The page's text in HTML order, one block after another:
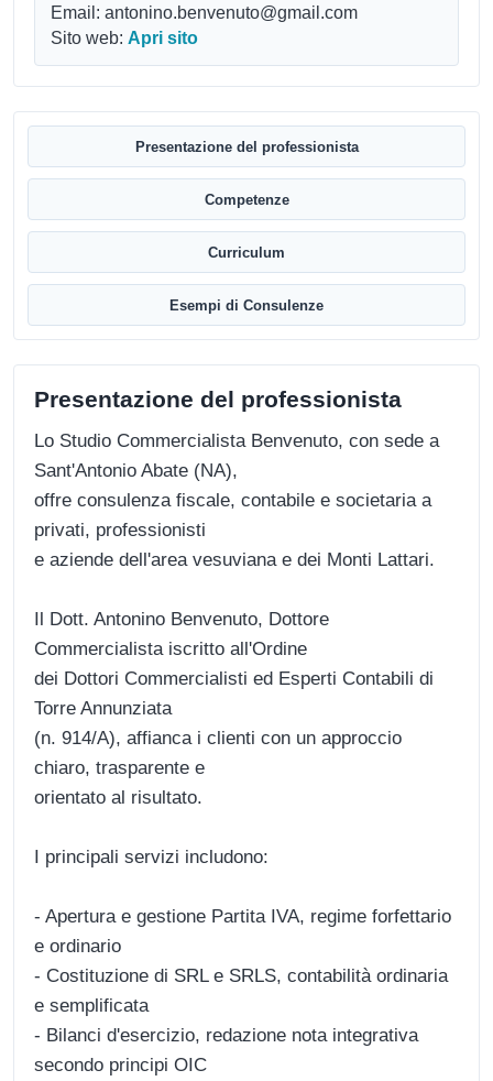
Email: antonino.benvenuto@gmail.com
Sito web: Apri sito
Presentazione del professionista
Competenze
Curriculum
Esempi di Consulenze
Presentazione del professionista
Lo Studio Commercialista Benvenuto, con sede a
Sant'Antonio Abate (NA),
offre consulenza fiscale, contabile e societaria a
privati, professionisti
e aziende dell'area vesuviana e dei Monti Lattari.
Il Dott. Antonino Benvenuto, Dottore
Commercialista iscritto all'Ordine
dei Dottori Commercialisti ed Esperti Contabili di
Torre Annunziata
(n. 914/A), affianca i clienti con un approccio
chiaro, trasparente e
orientato al risultato.
I principali servizi includono:
- Apertura e gestione Partita IVA, regime forfettario
e ordinario
- Costituzione di SRL e SRLS, contabilità ordinaria
e semplificata
- Bilanci d'esercizio, redazione nota integrativa
secondo principi OIC